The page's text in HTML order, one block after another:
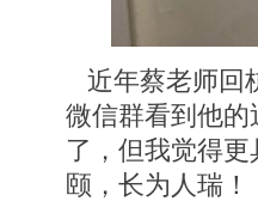
近年蔡老师回
微信群看到他
了，但我觉得
颐，长为人瑞！